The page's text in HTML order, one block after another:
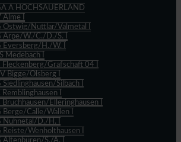
A HOCHSAUERLAND
Alme I
Ostwig/Nuttlar/Valmetal I
Arpe/W./C./D./S. I
Eversberg/H./W. I
Medebach I
Fleckenberg/Grafschaft 04 I
Bigge/Olsberg I
Siedlinghausen/Silbach I
Remblinghausen I
Bruchhausen/Elleringhausen I
Berge/Calle/Wallen I
Nuhnetal/D./H. I
Reiste/Wenholthausen I